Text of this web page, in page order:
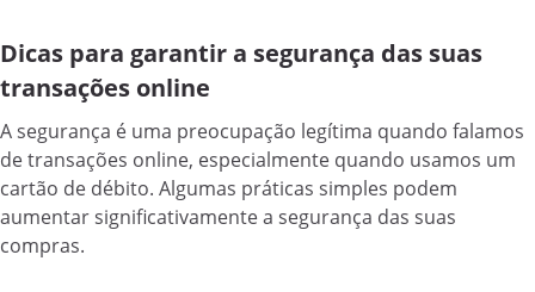
Dicas para garantir a segurança das suas
transações online
A segurança é uma preocupação legítima quando falamos
de transações online, especialmente quando usamos um
cartão de débito. Algumas práticas simples podem
aumentar significativamente a segurança das suas
compras.